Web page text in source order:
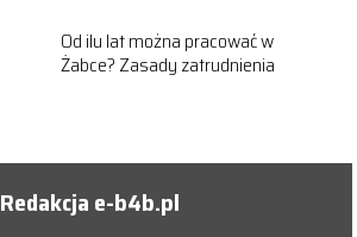
Od ilu lat można pracować w
Żabce? Zasady zatrudnienia
Redakcja e-b4b.pl